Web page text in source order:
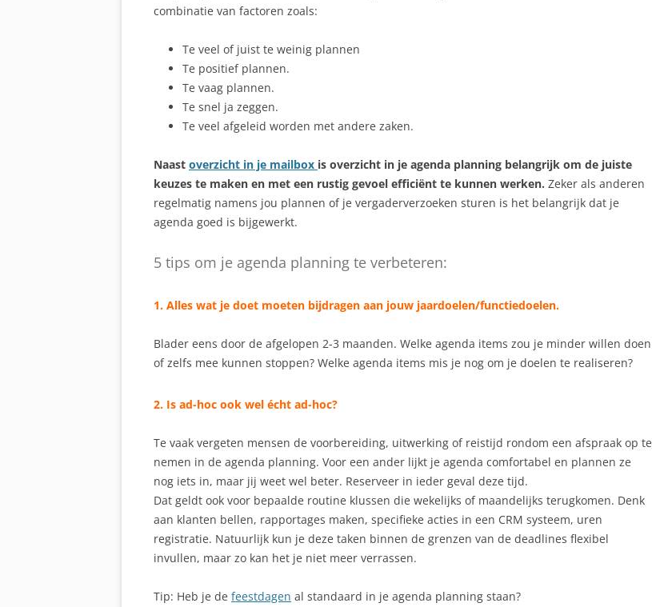
combinatie van factoren zoals:
Te veel of juist te weinig plannen
Te positief plannen.
Te vaag plannen.
Te snel ja zeggen.
Te veel afgeleid worden met andere zaken.
Naast overzicht in je mailbox is overzicht in je agenda planning belangrijk om de juiste
keuzes te maken en met een rustig gevoel efficiënt te kunnen werken. Zeker als anderen
regelmatig namens jou plannen of je vergaderverzoeken sturen is het belangrijk dat je
agenda goed is bijgewerkt.
5 tips om je agenda planning te verbeteren:
1. Alles wat je doet moeten bijdragen aan jouw jaardoelen/functiedoelen.
Blader eens door de afgelopen 2-3 maanden. Welke agenda items zou je minder willen doen
of zelfs mee kunnen stoppen? Welke agenda items mis je nog om je doelen te realiseren?
2. Is ad-hoc ook wel écht ad-hoc?
Te vaak vergeten mensen de voorbereiding, uitwerking of reistijd rondom een afspraak op te
nemen in de agenda planning. Voor een ander lijkt je agenda comfortabel en plannen ze
nog iets in, maar jij weet wel beter. Reserveer in ieder geval deze tijd.
Dat geldt ook voor bepaalde routine klussen die wekelijks of maandelijks terugkomen. Denk
aan klanten bellen, rapportages maken, specifieke acties in een CRM systeem, uren
registratie. Natuurlijk kun je deze taken binnen de grenzen van de deadlines flexibel
invullen, maar zo kan het je niet meer verrassen.
Tip: Heb je de feestdagen al standaard in je agenda planning staan?